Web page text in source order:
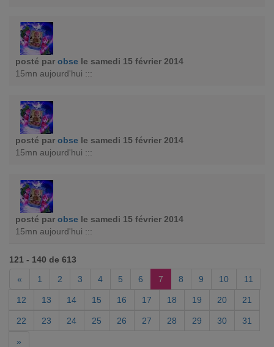
posté par obse le samedi 15 février 2014
15mn aujourd'hui :::
posté par obse le samedi 15 février 2014
15mn aujourd'hui :::
posté par obse le samedi 15 février 2014
15mn aujourd'hui :::
121 - 140 de 613
«
1 2 3 4 5 6 7 8 9 10 11
12 13 14 15 16 17 18 19 20 21
22 23 24 25 26 27 28 29 30 31
»